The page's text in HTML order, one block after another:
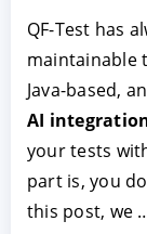
QF-Test has
maintainable
Java-based,
AI
your tests
part is, you
this post, we